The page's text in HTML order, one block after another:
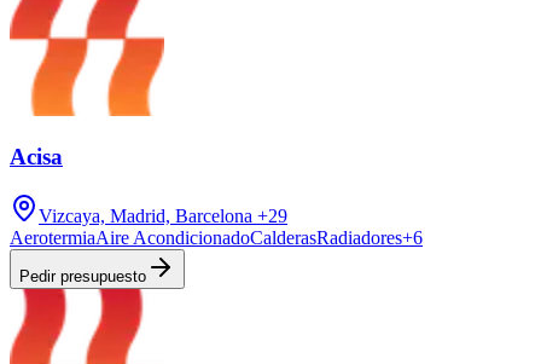
Acisa
Vizcaya, Madrid, Barcelona +29
AerotermiaAire AcondicionadoCalderasRadiadores+6
Pedir presupuesto